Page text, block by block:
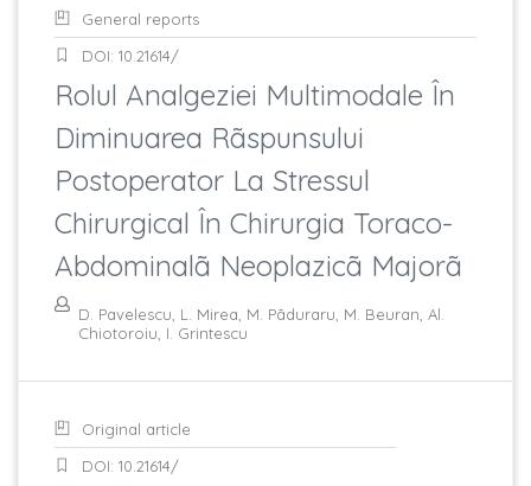
General reports
DOI: 10.21614/
Rolul Analgeziei Multimodale În
Diminuarea Rãspunsului
Postoperator La Stressul
Chirurgical În Chirurgia Toraco-
Abdominalã Neoplazicã Majorã
D. Pavelescu, L. Mirea, M. Pãduraru, M. Beuran, Al.
Chiotoroiu, I. Grintescu
Original article
DOI: 10.21614/